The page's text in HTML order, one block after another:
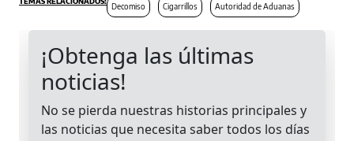
Decomiso Cigarrillos Autoridad de Aduanas